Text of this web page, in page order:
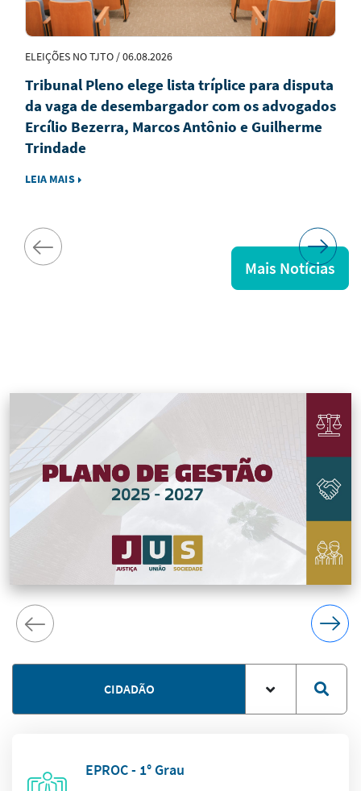
ELEIÇÕES NO TJTO / 06.08.2026
Tribunal Pleno elege lista tríplice para disputa
da vaga de desembargador com os advogados
Ercílio Bezerra, Marcos Antônio e Guilherme
Trindade
LEIA MAIS
Mais Notícias
CIDADÃO
EPROC - 1° Grau